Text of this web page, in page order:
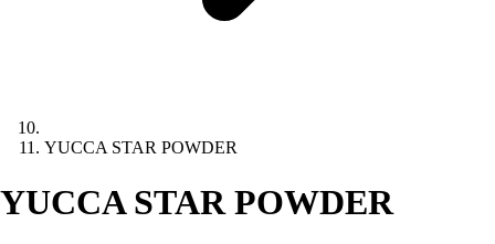
YUCCA STAR POWDER
YUCCA STAR POWDER